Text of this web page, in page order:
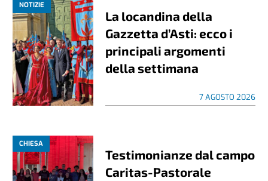
NOTIZIE
La locandina della
Gazzetta d’Asti: ecco i
principali argomenti
della settimana
7 AGOSTO 2026
CHIESA
Testimonianze dal campo
Caritas-Pastorale